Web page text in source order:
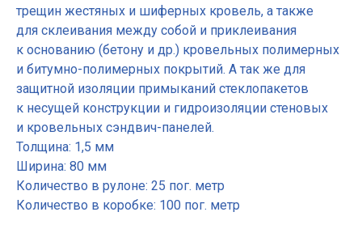
трещин жестяных и шиферных кровель, а также
для склеивания между собой и приклеивания
к основанию (бетону и др.) кровельных полимерных
и битумно-полимерных покрытий. А так же для
защитной изоляции примыканий стеклопакетов
к несущей конструкции и гидроизоляции стеновых
и кровельных сэндвич-панелей.
Толщина: 1,5 мм
Ширина: 80 мм
Количество в рулоне: 25 пог. метр
Количество в коробке: 100 пог. метр